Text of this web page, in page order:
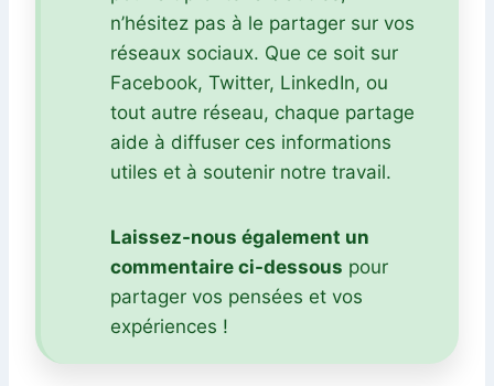
n’hésitez pas à le partager sur vos
réseaux sociaux. Que ce soit sur
Facebook, Twitter, LinkedIn, ou
tout autre réseau, chaque partage
aide à diffuser ces informations
utiles et à soutenir notre travail.
Laissez-nous également un
commentaire ci-dessous pour
partager vos pensées et vos
expériences !